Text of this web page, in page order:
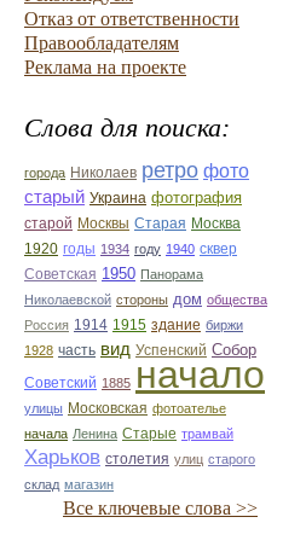
Отказ от ответственности
Правообладателям
Реклама на проекте
Слова для поиска:
города Николаев ретро фото
старый Украина фотография
старой Москвы Старая Москва
1920 годы 1934 году 1940 сквер
Советская 1950 Панорама
Николаевской стороны дом общества
Россия 1914 1915 здание биржи
1928 часть вид Успенский Собор
Советский 1885 начало
улицы Московская фотоателье
начала Ленина Старые трамвай
Харьков столетия улиц старого
склад магазин
Все ключевые слова >>